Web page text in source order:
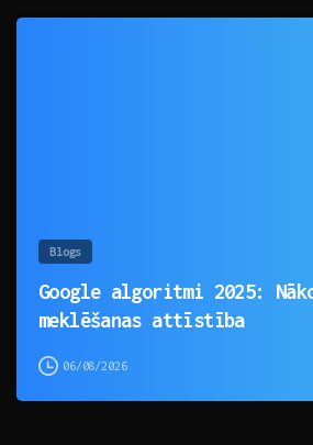
Blogs
Google algoritmi 2025:
meklēšanas attīstība
06/08/2026